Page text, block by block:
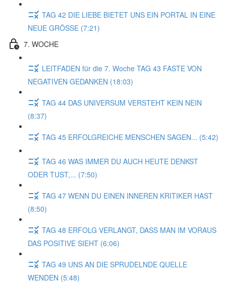
TAG 42 DIE LIEBE BIETET UNS EIN PORTAL IN EINE
NEUE GRÖSSE (7:21)
7. WOCHE
LEITFADEN für die 7. Woche TAG 43 FASTE VON
NEGATIVEN GEDANKEN (18:03)
TAG 44 DAS UNIVERSUM VERSTEHT KEIN NEIN
(8:37)
TAG 45 ERFOLGREICHE MENSCHEN SAGEN... (5:42)
TAG 46 WAS IMMER DU AUCH HEUTE DENKST
ODER TUST,... (7:50)
TAG 47 WENN DU EINEN INNEREN KRITIKER HAST
(8:50)
TAG 48 ERFOLG VERLANGT, DASS MAN IM VORAUS
DAS POSITIVE SIEHT (6:06)
TAG 49 UNS AN DIE SPRUDELNDE QUELLE
WENDEN (5:48)